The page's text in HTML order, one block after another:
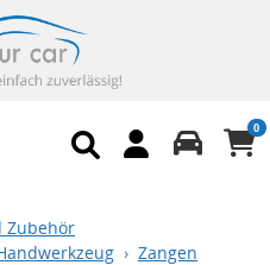
0
Zubehör
Zangen